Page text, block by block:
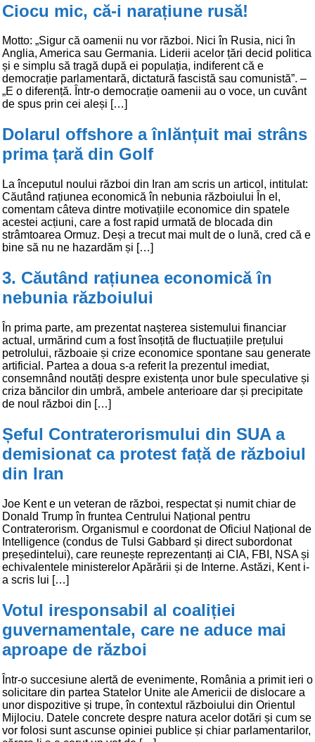
Ciocu mic, că-i narațiune rusă!
Motto: „Sigur că oamenii nu vor război. Nici în Rusia, nici în
Anglia, America sau Germania. Liderii acelor țări decid politica
și e simplu să tragă după ei populația, indiferent că e
democrație parlamentară, dictatură fascistă sau comunistă”. –
„E o diferență. Într-o democrație oamenii au o voce, un cuvânt
de spus prin cei aleși […]
Dolarul offshore a înlănțuit mai strâns
prima țară din Golf
La începutul noului război din Iran am scris un articol, intitulat:
Căutând rațiunea economică în nebunia războiului În el,
comentam câteva dintre motivațiile economice din spatele
acestei acțiuni, care a fost rapid urmată de blocada din
strâmtoarea Ormuz. Deși a trecut mai mult de o lună, cred că e
bine să nu ne hazardăm și […]
3. Căutând rațiunea economică în
nebunia războiului
În prima parte, am prezentat nașterea sistemului financiar
actual, urmărind cum a fost însoțită de fluctuațiile prețului
petrolului, războaie și crize economice spontane sau generate
artificial. Partea a doua s-a referit la prezentul imediat,
consemnând noutăți despre existența unor bule speculative și
criza băncilor din umbră, ambele anterioare dar și precipitate
de noul război din […]
Șeful Contraterorismului din SUA a
demisionat ca protest față de războiul
din Iran
Joe Kent e un veteran de război, respectat și numit chiar de
Donald Trump în fruntea Centrului Național pentru
Contraterorism. Organismul e coordonat de Oficiul Național de
Intelligence (condus de Tulsi Gabbard și direct subordonat
președintelui), care reunește reprezentanți ai CIA, FBI, NSA și
echivalentele ministerelor Apărării și de Interne. Astăzi, Kent i-
a scris lui […]
Votul iresponsabil al coaliției
guvernamentale, care ne aduce mai
aproape de război
Într-o succesiune alertă de evenimente, România a primit ieri o
solicitare din partea Statelor Unite ale Americii de dislocare a
unor dispozitive și trupe, în contextul războiului din Orientul
Mijlociu. Datele concrete despre natura acelor dotări și cum se
vor folosi sunt ascunse opiniei publice și chiar parlamentarilor,